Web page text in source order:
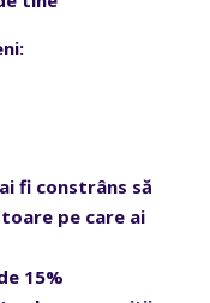
fi constrâns să
pe care ai
15%